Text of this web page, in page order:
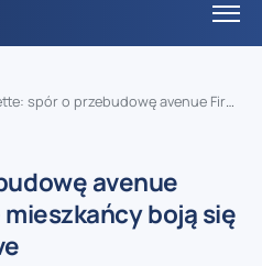
spór o przebudowę avenue Firmin Lecharlier – mieszkańcy boją się powrotu GoodMove
avenue
boją się